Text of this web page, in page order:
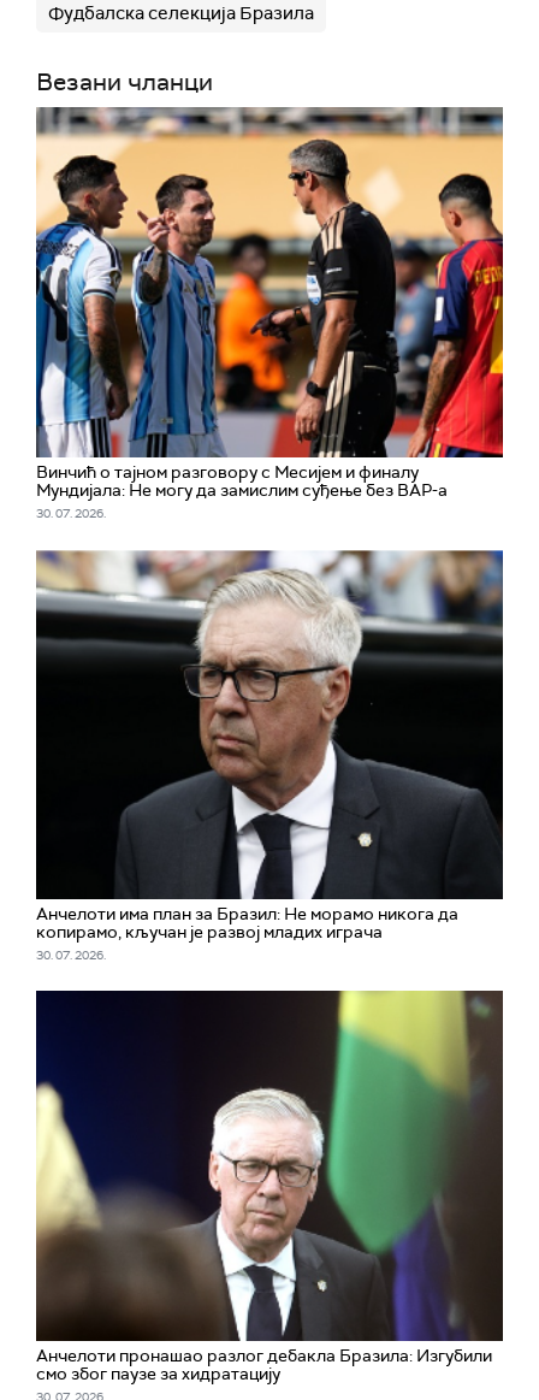
Фудбалска селекција Бразила
Везани чланци
Винчић о тајном разговору с Месијем и финалу
Мундијала: Не могу да замислим суђење без ВАР-а
30. 07. 2026.
Aнчелоти има план за Бразил: Не морамо никога да
копирамо, кључан је развој младих играча
30. 07. 2026.
Анчелоти пронашао разлог дебакла Бразила: Изгубили
смо због паузе за хидратацију